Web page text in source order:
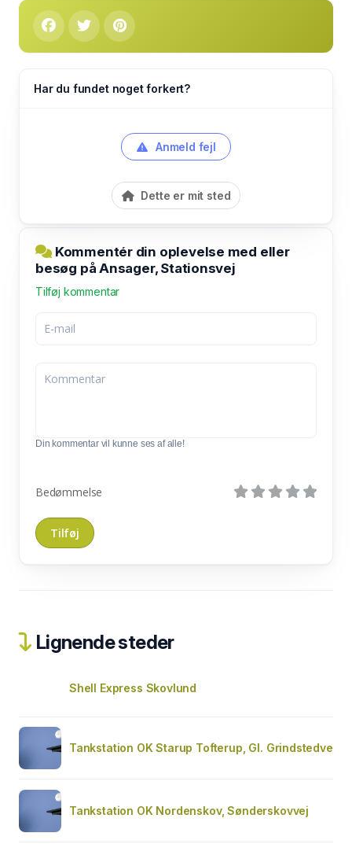
Har du fundet noget forkert?
Anmeld fejl
Dette er mit sted
Kommentér din oplevelse med eller
besøg på Ansager, Stationsvej
Tilføj kommentar
Din kommentar vil kunne ses af alle!
Bedømmelse
Lignende steder
Shell Express Skovlund
Tankstation OK Starup Tofterup, Gl. Grindstedve
Tankstation OK Nordenskov, Sønderskovvej